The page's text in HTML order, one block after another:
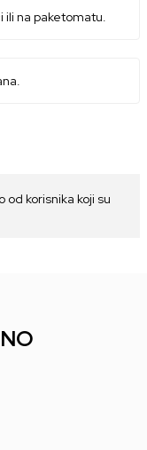
ili na paketomatu.
od korisnika koji su